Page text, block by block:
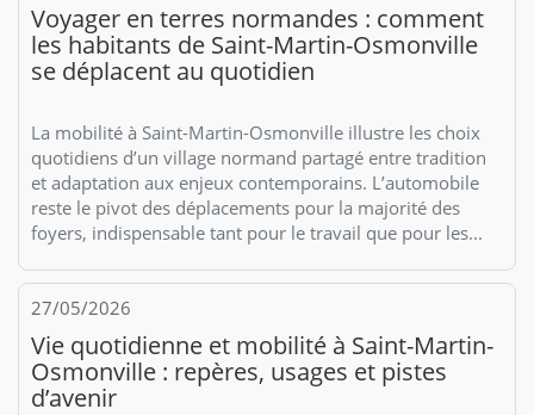
Voyager en terres normandes : comment
les habitants de Saint-Martin-Osmonville
se déplacent au quotidien
La mobilité à Saint-Martin-Osmonville illustre les choix
quotidiens d’un village normand partagé entre tradition
et adaptation aux enjeux contemporains. L’automobile
reste le pivot des déplacements pour la majorité des
foyers, indispensable tant pour le travail que pour les...
27/05/2026
Vie quotidienne et mobilité à Saint-Martin-
Osmonville : repères, usages et pistes
d’avenir